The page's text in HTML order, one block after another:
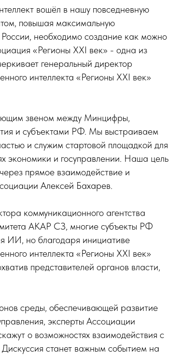
вошёл в нашу повседневную
повышая максимальную
необходимо создание как можно
«Регионы XXI век» - одна из
генеральный директор
интеллекта «Регионы XXI век»
звеном между Минцифры,
и субъектами РФ. Мы выстраиваем
и служим стартовой площадкой для
экономики и госуправлении. Наша цель
прямое взаимодействие и
Алексей Бахарев.
коммуникационного агентства
АКАР СЗ, многие субъекты РФ
ИИ, но благодаря инициативе
интеллекта «Регионы XXI век»
представителей органов власти,
среды, обеспечивающей развитие
эксперты Ассоциации
о возможностях взаимодействия с
станет важным событием на